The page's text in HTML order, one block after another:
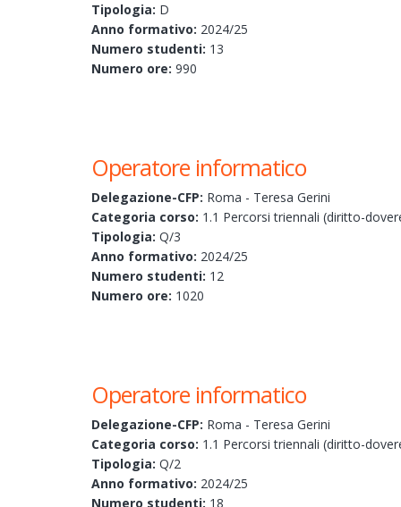
Tipologia: D
Anno formativo: 2024/25
Numero studenti: 13
Numero ore: 990
Operatore informatico
Delegazione-CFP: Roma - Teresa Gerini
Categoria corso: 1.1 Percorsi triennali (diritto-
Tipologia: Q/3
Anno formativo: 2024/25
Numero studenti: 12
Numero ore: 1020
Operatore informatico
Delegazione-CFP: Roma - Teresa Gerini
Categoria corso: 1.1 Percorsi triennali (diritto-
Tipologia: Q/2
Anno formativo: 2024/25
Numero studenti: 18